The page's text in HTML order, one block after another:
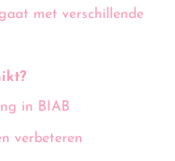
met verschillende
in BIAB
verbeteren